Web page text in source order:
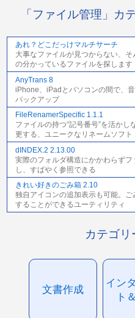
「ファイル管理」カ
あれ？どこだっけマルチサーチ
大事なファイルが見つからない、
の分かっているファイルを探します
AnyTrans 8
iPhone、iPadとパソコンの間で、
バックアップ
FileRenamerSpecific 1.1.1
ファイルの持つ“記号番号”を活か
更する、ユニークなリネームソフト
dINDEX.2 2.13.00
実際のフォルダ構造にかかわらず
し、すばやく参照できる
きれい好きのごみ箱 2.10
独自アイコンの追加表示も可能。
することができるユーティリティ
カテゴリ
文書作成
イン
ト